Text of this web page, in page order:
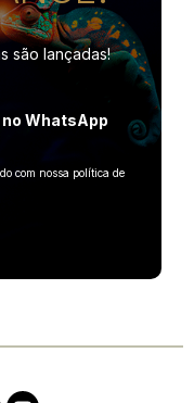
são lançadas!
WhatsApp
com nossa política de